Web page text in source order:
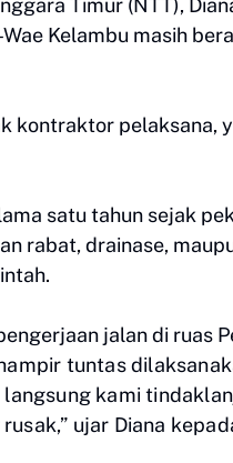
Timur (NTT),
Kelambu masih
kontraktor pelaksana,
satu tahun sejak
rabat, drainase,
jalan di ruas
tuntas
kami
ujar Diana